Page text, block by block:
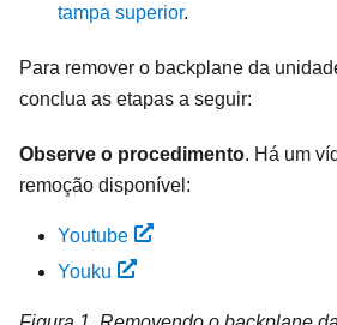
tampa superior.
Para remover o backplane da
conclua as etapas a seguir:
Observe o procedimento. Há um
remoção disponível:
Youtube
Youku